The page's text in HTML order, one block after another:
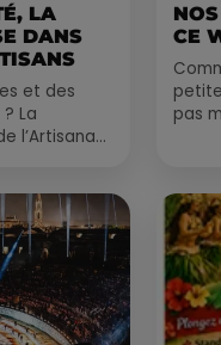
LA
DANS
et des
La
l’Artisanat
CE
pas